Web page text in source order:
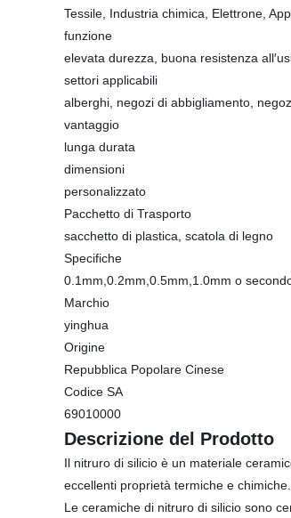
Tessile, Industria chimica, Elettrone,
funzione
elevata durezza, buona resistenza
settori applicabili
alberghi, negozi di abbigliamento,
vantaggio
lunga durata
dimensioni
personalizzato
Pacchetto di Trasporto
sacchetto di plastica, scatola di legno
Specifiche
0.1mm,0.2mm,0.5mm,1.0mm o
Marchio
yinghua
Origine
Repubblica Popolare Cinese
Codice SA
69010000
Descrizione del Prodotto
Il nitruro di silicio è un materiale
eccellenti proprietà termiche e chimiche.
Le ceramiche di nitruro di silicio sono